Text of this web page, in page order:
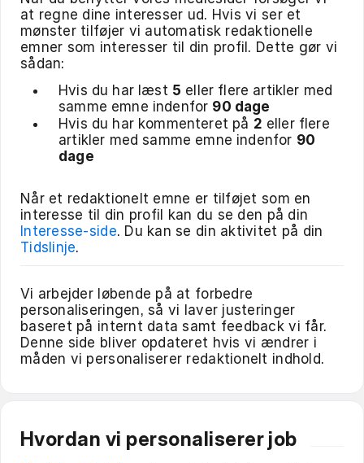
at regne dine interesser ud. Hvis vi ser et
mønster tilføjer vi automatisk redaktionelle
emner som interesser til din profil. Dette gør vi
sådan:
Hvis du har læst 5 eller flere artikler med
samme emne indenfor 90 dage
Hvis du har kommenteret på 2 eller flere
artikler med samme emne indenfor 90
dage
Når et redaktionelt emne er tilføjet som en
interesse til din profil kan du se den på din
Interesse-side. Du kan se din aktivitet på din
Tidslinje.
Vi arbejder løbende på at forbedre
personaliseringen, så vi laver justeringer
baseret på internt data samt feedback vi får.
Denne side bliver opdateret hvis vi ændrer i
måden vi personaliserer redaktionelt indhold.
Hvordan vi personaliserer job